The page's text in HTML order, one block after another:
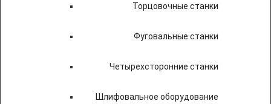
Торцовочные станки
Фуговальные станки
Четырехсторонние станки
Шлифовальное оборудование